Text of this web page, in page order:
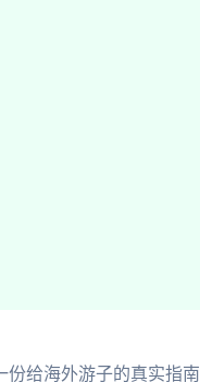
份给海外游子的真实指南